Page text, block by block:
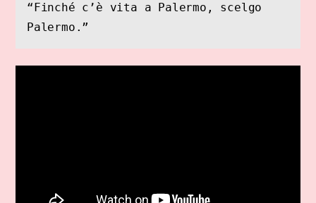
“Finché c’è vita a Palermo, scelgo
Palermo.”